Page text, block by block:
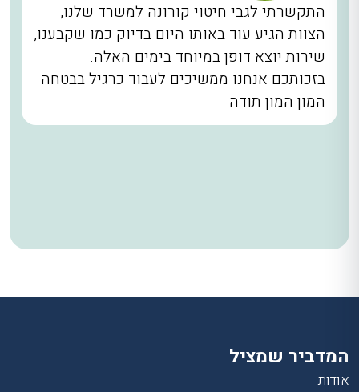
התקשרתי לגבי חיטוי קורונה למשרד שלנו,
הצוות הגיע עוד באותו היום בדיוק כמו שקבענו,
שירות יוצא דופן במיוחד בימים האלה.
בזכותכם אנחנו ממשיכים לעבוד כרגיל בבטחה
המון המון תודה
המדביר שמציל
אודות